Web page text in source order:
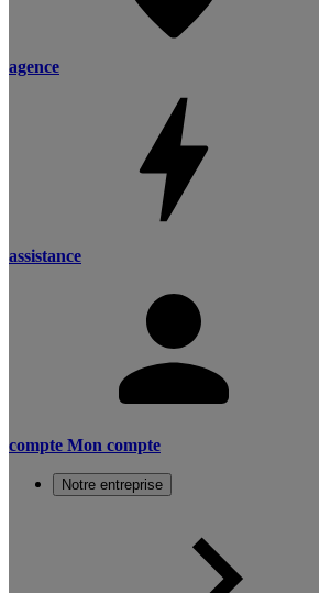
agence
assistance
compte Mon compte
Notre entreprise